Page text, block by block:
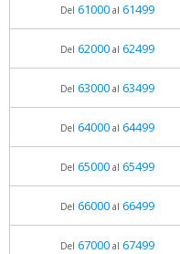
Del 61000al 61499
Del 62000al 62499
Del 63000al 63499
Del 64000al 64499
Del 65000al 65499
Del 66000al 66499
Del 67000al 67499